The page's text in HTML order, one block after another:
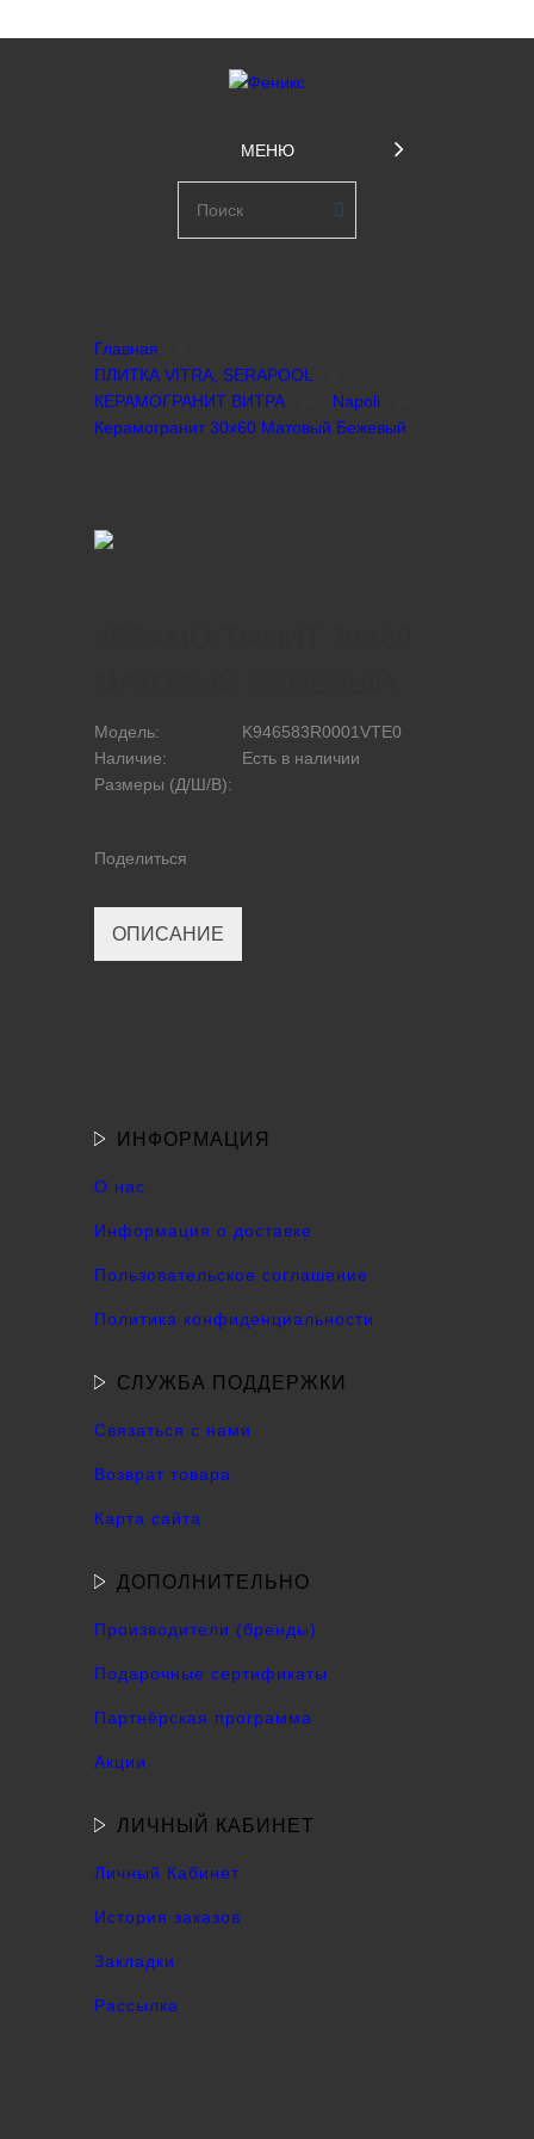
МЕНЮ
Главная
ПЛИТКА VITRA, SERAPOOL
КЕРАМОГРАНИТ ВИТРА
Napoli
Керамогранит 30х60 Матовый Бежевый
Модель:
K946583R0001VTE0
Наличие:
Есть в наличии
Размеры (Д/Ш/В):
Поделиться
ОПИСАНИЕ
ИНФОРМАЦИЯ
О нас
Информация о доставке
Пользовательское соглашение
Политика конфиденциальности
СЛУЖБА ПОДДЕРЖКИ
Связаться с нами
Возврат товара
Карта сайта
ДОПОЛНИТЕЛЬНО
Производители (бренды)
Подарочные сертификаты
Партнёрская программа
Акции
ЛИЧНЫЙ КАБИНЕТ
Личный Кабинет
История заказов
Закладки
Рассылка